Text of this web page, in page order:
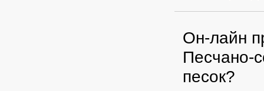
Он-лайн
Песчано-
песок?